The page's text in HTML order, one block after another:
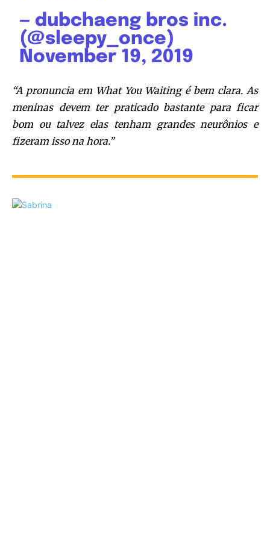
— dubchaeng bros inc.
(@sleepy_once)
November 19, 2019
“A pronuncia em What You Waiting é bem clara. As
meninas devem ter praticado bastante para ficar
bom ou talvez elas tenham grandes neurônios e
fizeram isso na hora.”